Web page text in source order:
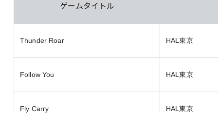
ゲームタイトル
Thunder Roar HAL東京
Follow You HAL東京
Fly Carry HAL東京